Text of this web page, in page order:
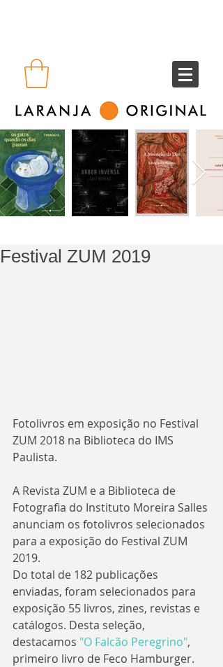
Festival ZUM 2019
Fotolivros em exposição no Festival
ZUM 2018 na Biblioteca do IMS
Paulista.
A Revista ZUM e a Biblioteca de
Fotografia do Instituto Moreira Salles
anunciam os fotolivros selecionados
para a exposição do Festival ZUM
2019.
Do total de 182 publicações
enviadas, foram selecionados para
exposição 55 livros, zines, revistas e
catálogos. Desta seleção,
destacamos "O Falcão Peregrino",
primeiro livro de Feco Hamburger.